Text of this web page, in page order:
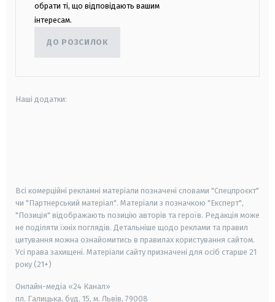
обрати ті, що відповідають вашим
інтересам.
ДО РОЗСИЛОК
Наші додатки:
Всі комерційні рекламні матеріали позначені словами "Спецпроєкт"
чи "Партнерський матеріал". Матеріали з позначкою "Експерт",
"Позиція" відображають позицію авторів та героїв. Редакція може
не поділяти їхніх поглядів. Детальніше щодо реклами та правил
цитування можна ознайомитись в правилах користування сайтом.
Усі права захищені. Матеріали сайту призначені для осіб старше 21
року (21+)
Онлайн-медіа «24 Канал»
пл. Галицька, буд. 15, м. Львів, 79008